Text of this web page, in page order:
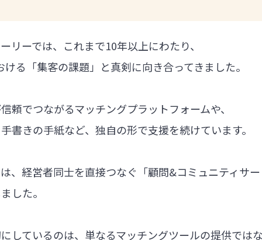
リーでは、これまで10年以上にわたり、
る「集客の課題」と真剣に向き合ってきました。
頼でつながるマッチングプラットフォームや、
書きの手紙など、独自の形で支援を続けています。
、経営者同士を直接つなぐ「顧問&コミュニティサ
した。
しているのは、単なるマッチングツールの提供では